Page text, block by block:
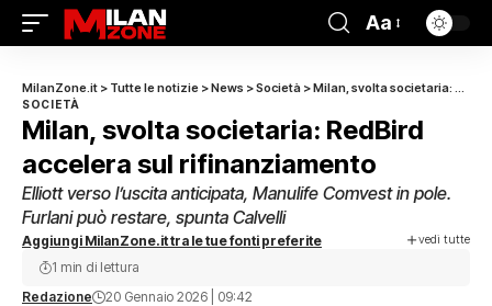
Aa
MilanZone.it > Tutte le notizie >News >Società >Milan, svolta societaria: RedBird accelera sul rifinanziamento
SOCIETÀ
Milan, svolta societaria: RedBird
accelera sul rifinanziamento
Elliott verso l’uscita anticipata, Manulife Comvest in pole.
Furlani può restare, spunta Calvelli
Aggiungi MilanZone.it tra le tue fonti preferite vedi tutte
Redazione 20 Gennaio 2026 | 09:42
1 min di lettura